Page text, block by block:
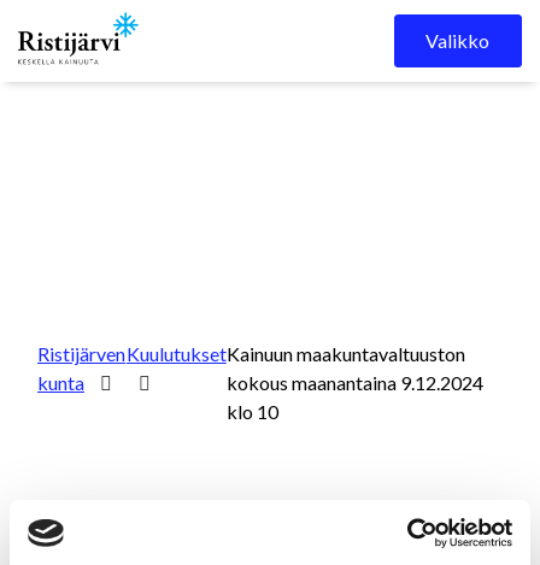
Skip to content
Valikko
Ristijärven
kunta
KuulutuksetKainuun maakuntavaltuuston
kokous maanantaina 9.12.2024
klo 10
Kainuun